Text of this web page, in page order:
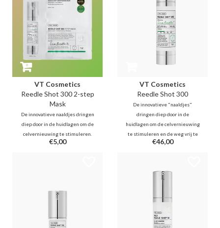
VT Cosmetics
Reedle Shot 300 2-step
Mask
De innovatieve naaldjes dringen
diep door in de huidlagen om de
celvernieuwing te stimuleren.
Terwijl st. 1 de huid verzacht met
minuten
€5,00
VT Cosmetics
Reedle Shot 300
De innovatieve "naaldjes"
dringen diep door in de
huidlagen om de celvernieuwing
te stimuleren en de weg vrij te
maken voor actieve ingrediënten
in het verbeteren van de
€46,00